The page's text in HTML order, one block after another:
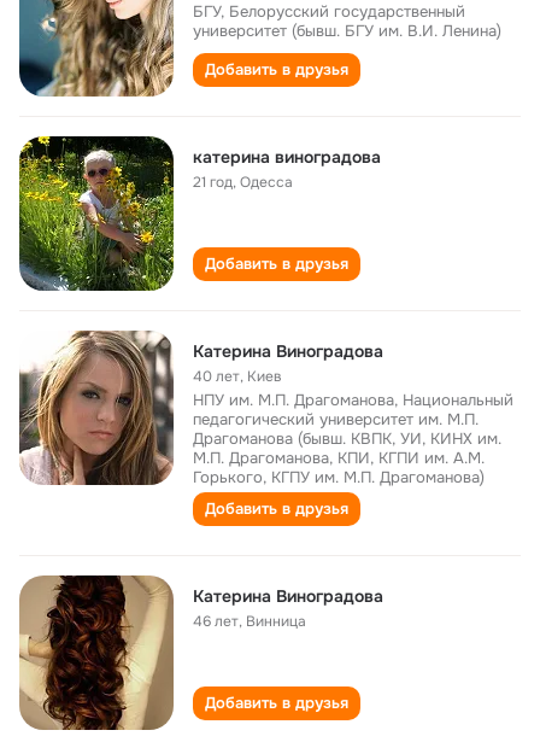
БГУ, Белорусский государственный
университет (бывш. БГУ им. В.И. Ленина)
Добавить в друзья
катерина виноградова
21 год,Одесса
Добавить в друзья
Катерина Виноградова
40 лет, Киев
НПУ им. М.П. Драгоманова, Национальный
педагогический университет им. М.П.
Драгоманова (бывш. КВПК, УИ, КИНХ им.
М.П. Драгоманова, КПИ, КГПИ им. А.М.
Горького, КГПУ им. М.П. Драгоманова)
Добавить в друзья
Катерина Виноградова
46 лет, Винница
Добавить в друзья